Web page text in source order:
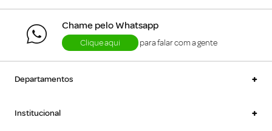
Chame pelo Whatsapp
Clique aqui para falar com a gente
Departamentos +
Institucional +